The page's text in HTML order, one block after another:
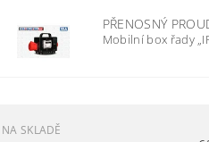
PŘENOSNÝ
Mobilní box řady
NA SKLADĚ